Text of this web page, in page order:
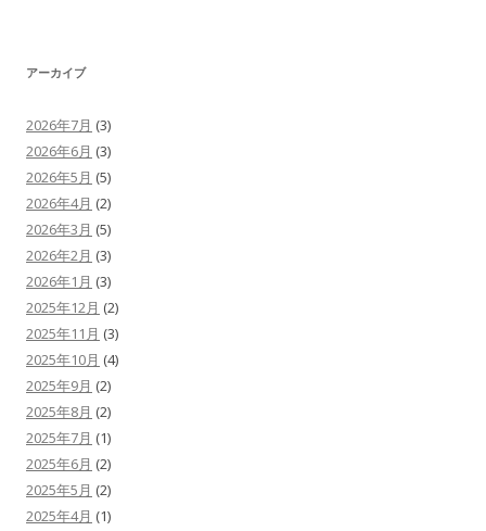
アーカイブ
2026年7月 (3)
2026年6月 (3)
2026年5月 (5)
2026年4月 (2)
2026年3月 (5)
2026年2月 (3)
2026年1月 (3)
2025年12月 (2)
2025年11月 (3)
2025年10月 (4)
2025年9月 (2)
2025年8月 (2)
2025年7月 (1)
2025年6月 (2)
2025年5月 (2)
2025年4月 (1)